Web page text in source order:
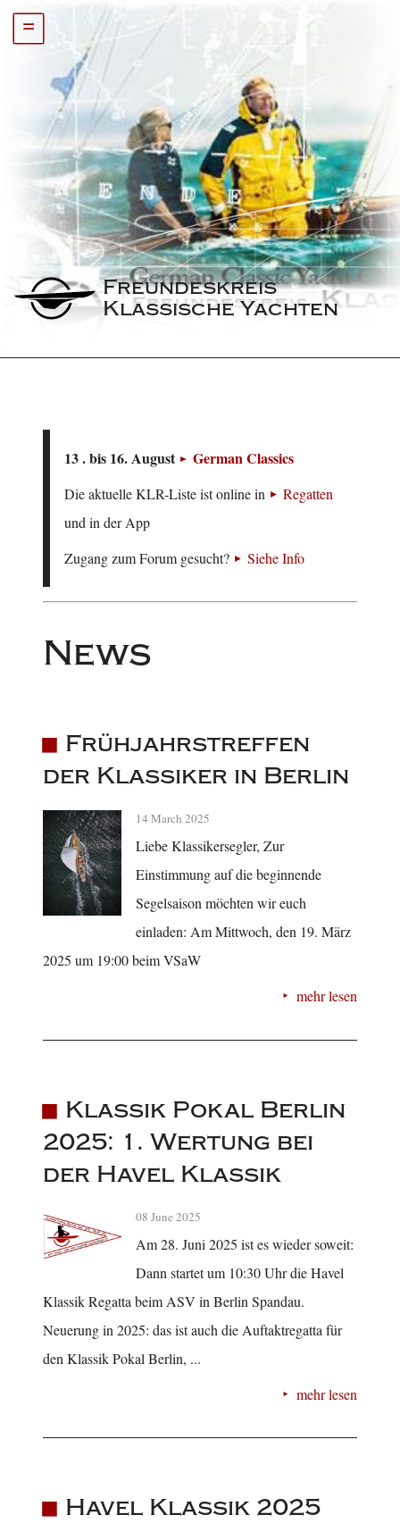
=
Freundeskreis
Klassische Yachten
13 . bis 16. August German Classics
Die aktuelle KLR-Liste ist online in
Regatten
und in der App
Zugang zum Forum gesucht?
Siehe Info
News
Frühjahrstreffen
der Klassiker in Berlin
14 March 2025
Liebe Klassikersegler, Zur
Einstimmung auf die beginnende
Segelsaison möchten wir euch
einladen: Am Mittwoch, den 19. März
2025 um 19:00 beim VSaW
mehr lesen
Klassik Pokal Berlin
2025: 1. Wertung bei
der Havel Klassik
08 June 2025
Am 28. Juni 2025 ist es wieder soweit:
Dann startet um 10:30 Uhr die Havel
Klassik Regatta beim ASV in Berlin Spandau.
Neuerung in 2025: das ist auch die Auftaktregatta für
den Klassik Pokal Berlin, ...
mehr lesen
Havel Klassik 2025